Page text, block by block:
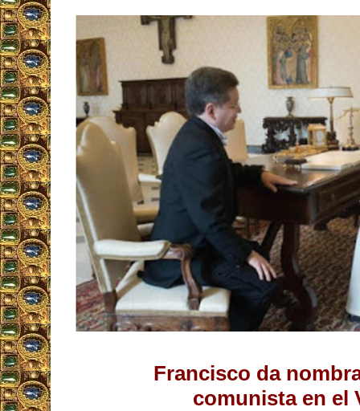
Francisco da
comunista en el